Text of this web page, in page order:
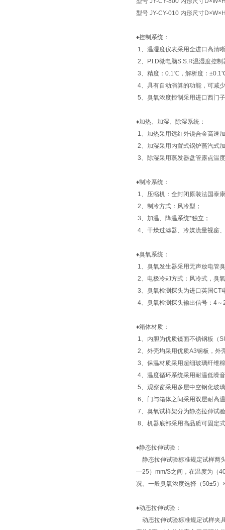
型号 JY-CY-010 内形尺寸
♦控制系统：
1、温湿度仪表采用全进口高清
2、P.I.D微电脑S.S.R温湿度控制
3、精度：0.1℃，解析度：
4、具有自动演算的功能，可减
5、臭氧浓度控制采用进口西门
♦加热、加湿、除湿系统：
1、加热采用远红外镍合金高速
2、加湿采用内置式锅炉蒸汽式
3、除湿采用蒸发器盘管露点温
♦制冷系统：
1、压缩机：全封闭原装法国泰
2、制冷方式：风冷型；
3、加温、降温系统*独立；
4、干燥过滤器、冷媒流量视窗
♦臭氧系统：
1、臭氧发生器采用无声放电管
2、电极冷却方式：风冷式，臭
3、臭氧检测探头为进口英国CT
4、臭氧检测探头输出信号：4
♦箱体材质：
1、内胆为优质镜面不锈钢板（
2、外壳均采用优质A3钢板，外
3、保温材质采用超细玻璃纤维
4、温度循环系统采用耐温低噪
5、观察窗采用多层中空钢化玻
6、门与箱体之间采用双层耐高
7、臭氧试样架分为静态拉伸试
8、机器底部采用高品质可固定
♦静态拉伸试验：
静态拉伸试验标准规定试样两
—25）mm/S之间，在温度为（
况。一般臭氧浓度选择（50±5）
♦动态拉伸试验：
动态拉伸试验标准规定试样夹